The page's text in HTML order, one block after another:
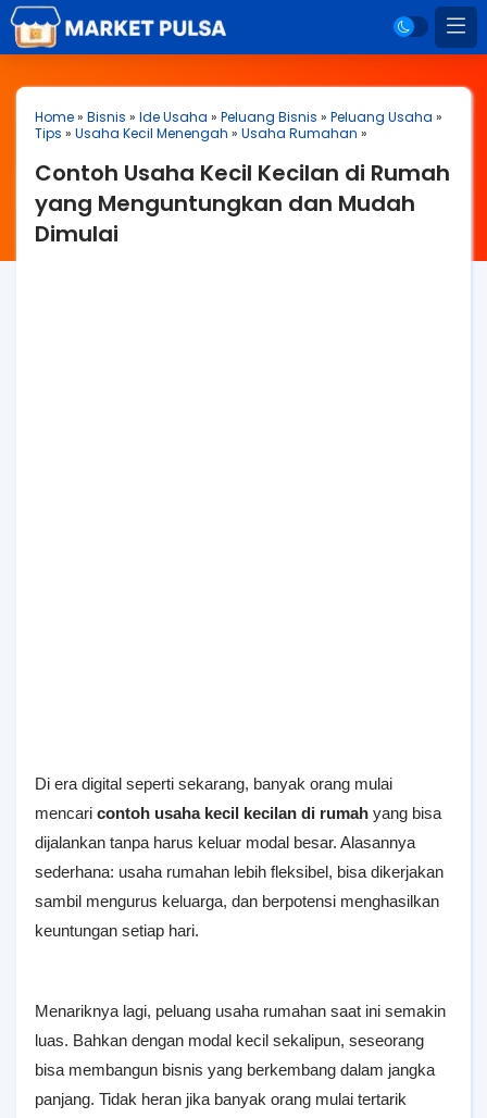
Home» Bisnis » Ide Usaha » Peluang Bisnis » Peluang Usaha »
Tips » Usaha Kecil Menengah » Usaha Rumahan »
Contoh Usaha Kecil Kecilan di Rumah
yang Menguntungkan dan Mudah
Dimulai
Di era digital seperti sekarang, banyak orang mulai
mencari contoh usaha kecil kecilan di rumah yang bisa
dijalankan tanpa harus keluar modal besar. Alasannya
sederhana: usaha rumahan lebih fleksibel, bisa dikerjakan
sambil mengurus keluarga, dan berpotensi menghasilkan
keuntungan setiap hari.
Menariknya lagi, peluang usaha rumahan saat ini semakin
luas. Bahkan dengan modal kecil sekalipun, seseorang
bisa membangun bisnis yang berkembang dalam jangka
panjang. Tidak heran jika banyak orang mulai tertarik